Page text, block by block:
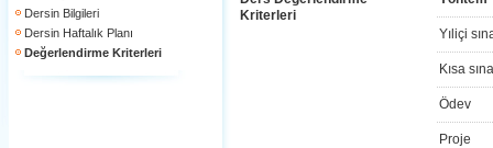
Dersin Bilgileri
Dersin Haftalık Planı
Değerlendirme Kriterleri
Kriterleri
Yıliçi
Kısa
Ödev
Proje